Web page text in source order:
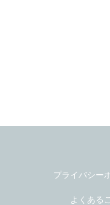
プライバシー
よくある